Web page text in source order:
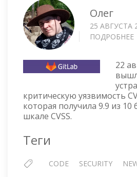
Олег
25 АВГУСТА
ПОДРОБНЕЕ
22
критическую уязвимость
которая получила 9.9 из 10
шкале CVSS.
Теги
CODE SECURITY